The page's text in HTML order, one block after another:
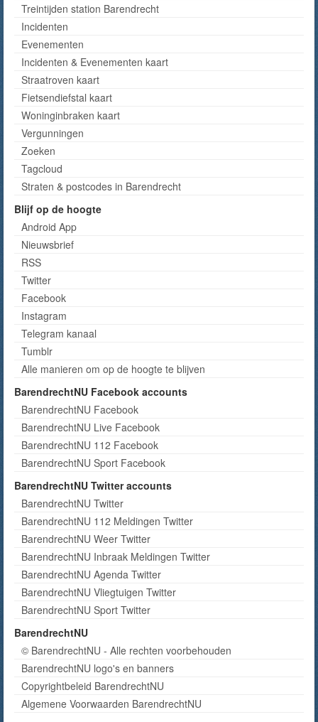
Treintijden station Barendrecht
Incidenten
Evenementen
Incidenten & Evenementen kaart
Straatroven kaart
Fietsendiefstal kaart
Woninginbraken kaart
Vergunningen
Zoeken
Tagcloud
Straten & postcodes in Barendrecht
Blijf op de hoogte
Android App
Nieuwsbrief
RSS
Twitter
Facebook
Instagram
Telegram kanaal
Tumblr
Alle manieren om op de hoogte te blijven
BarendrechtNU Facebook accounts
BarendrechtNU Facebook
BarendrechtNU Live Facebook
BarendrechtNU 112 Facebook
BarendrechtNU Sport Facebook
BarendrechtNU Twitter accounts
BarendrechtNU Twitter
BarendrechtNU 112 Meldingen Twitter
BarendrechtNU Weer Twitter
BarendrechtNU Inbraak Meldingen Twitter
BarendrechtNU Agenda Twitter
BarendrechtNU Vliegtuigen Twitter
BarendrechtNU Sport Twitter
BarendrechtNU
© BarendrechtNU - Alle rechten voorbehouden
BarendrechtNU logo's en banners
Copyrightbeleid BarendrechtNU
Algemene Voorwaarden BarendrechtNU